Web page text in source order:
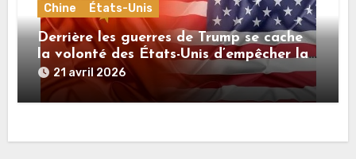
Chine États-Unis
Derrière les guerres de Trump se cache
la volonté des États-Unis d’empêcher la
Chine de devenir la première puissance
du monde
21 avril 2026